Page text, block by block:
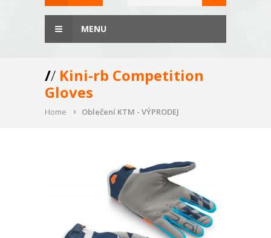
MENU
// Kini-rb Competition
Gloves
Home Oblečení KTM - VÝPRODEJ